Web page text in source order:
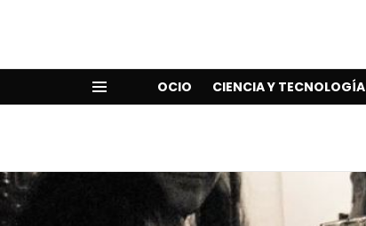
OCIO CIENCIA Y TECNOLOGÍA